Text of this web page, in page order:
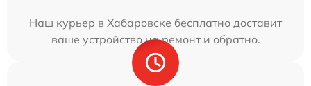
Наш курьер в Хабаровске бесплатно доставит
ваше устройство на ремонт и обратно.